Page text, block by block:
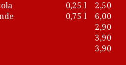
0,25 l
2,50
0,75 l
6,00
2,90
3,90
3,90